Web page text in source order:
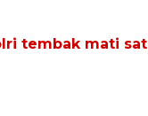
tembak mati